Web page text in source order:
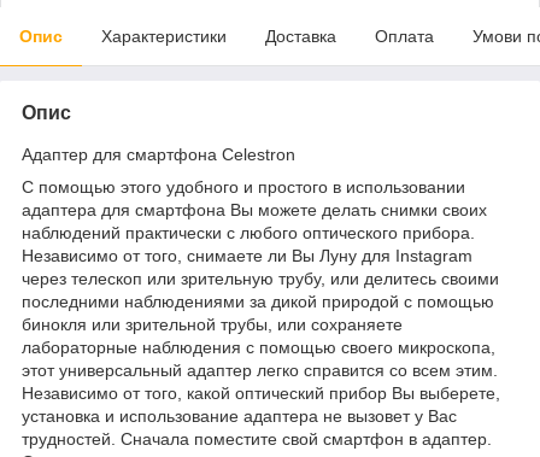
Опис Характеристики Доставка Оплата Умови
Опис
Адаптер для смартфона Celestron
С помощью этого удобного и простого в использовании
адаптера для смартфона Вы можете делать снимки своих
наблюдений практически с любого оптического прибора.
Независимо от того, снимаете ли Вы Луну для Instagram
через телескоп или зрительную трубу, или делитесь своими
последними наблюдениями за дикой природой с помощью
бинокля или зрительной трубы, или сохраняете
лабораторные наблюдения с помощью своего микроскопа,
этот универсальный адаптер легко справится со всем этим.
Независимо от того, какой оптический прибор Вы выберете,
установка и использование адаптера не вызовет у Вас
трудностей. Сначала поместите свой смартфон в адаптер.